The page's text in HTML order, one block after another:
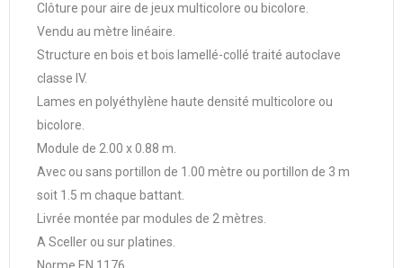
Clôture pour aire de jeux multicolore ou bicolore.
Vendu au mètre linéaire.
Structure en bois et bois lamellé-collé traité autoclave
classe IV.
Lames en polyéthylène haute densité multicolore ou
bicolore.
Module de 2.00 x 0.88 m.
Avec ou sans portillon de 1.00 mètre ou portillon de 3 m
soit 1.5 m chaque battant.
Livrée montée par modules de 2 mètres.
A Sceller ou sur platines.